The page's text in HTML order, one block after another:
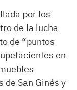
por los
de la lucha
de “puntos
en
de San Ginés y